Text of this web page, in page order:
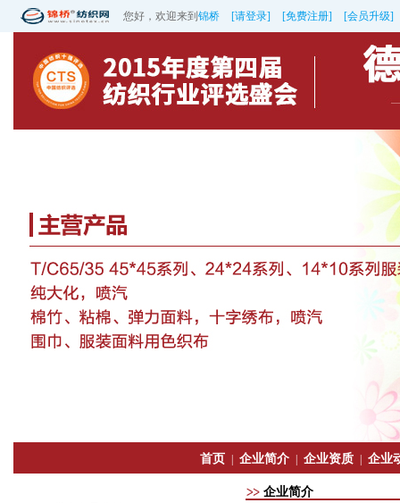
您好，欢迎来到 锦桥 [请登录] [免费注册] [会员升级]
首页 企业简介 企业资质 企业
企业简介